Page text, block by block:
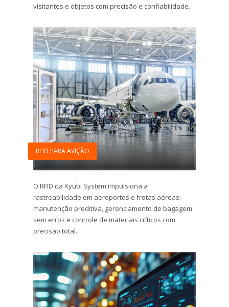
visitantes e objetos com precisão e confiabilidade.
RFID PARA AVIÇÃO
O RFID da Kyubi System impulsiona a
rastreabilidade em aeroportos e frotas aéreas:
manutenção preditiva, gerenciamento de bagagem
sem erros e controle de materiais críticos com
precisão total.